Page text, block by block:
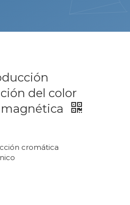
del color
cromática